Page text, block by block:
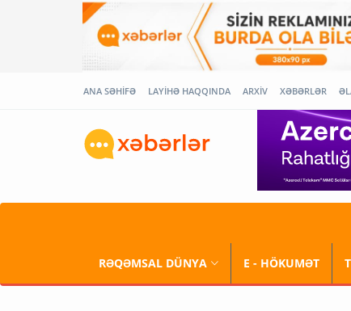
ANA SƏHİFƏ LAYİHƏ HAQQINDA ARXİV XƏBƏRLƏR
RƏQƏMSAL DÜNYA E - HÖKUMƏT